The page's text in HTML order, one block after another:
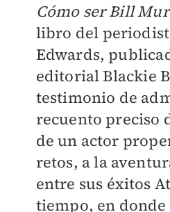
Cómo ser Bill
libro del
Edwards,
editorial Blackie
testimonio de
recuento preciso
de un actor
retos, a la
entre sus éxitos
tiempo, en